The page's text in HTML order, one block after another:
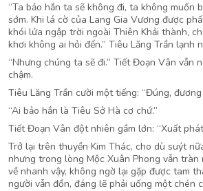
“Ta bảo hắn ta sẽ không đi, ta không muốn
sớm. Khi lá cờ của Lang Gia Vương được
khói lửa ngập trời ngoài Thiên Khải thành,
khơi không ai hỏi đến.” Tiêu Lăng Trần lạnh
“Nhưng chúng ta sẽ đi.” Tiết Đoạn Vân vẫn
chậm.
Tiêu Lăng Trần cười một tiếng: “Đúng,
“Ai bảo hắn là Tiêu Sở Hà cơ chứ.”
Tiết Đoạn Vân đột nhiên gầm lớn: “Xuất
Trở lại trên thuyền Kim Thác, cho dù suýt
nhưng trong lòng Mộc Xuân Phong vẫn tràn
về nhanh vậy, không ngờ lại gặp được tam
người vẫn đồn, đáng lẽ phải uống một chén